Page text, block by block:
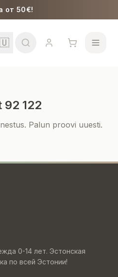
от 50€!
92 122
Palun proovi uuesti.
0-14 лет. Эстонская
по всей Эстонии!